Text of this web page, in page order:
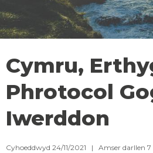
Cymru,
Phrotocol
Iwerddon
Cyhoeddwyd 24/11/2021 | Amser darllen 7